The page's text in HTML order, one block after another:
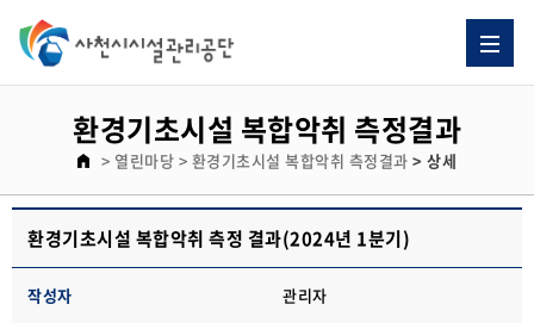
환경기초시설 복합악취 측정결과
> 열린마당 > 환경기초시설 복합악취 측정결과 > 상세
환경기초시설 복합악취 측정 결과(2024년 1분기)
작성자 관리자